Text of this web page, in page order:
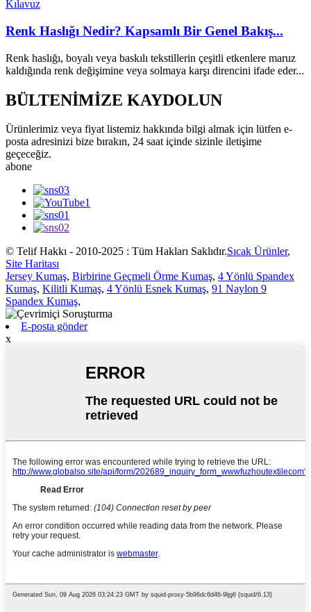
Renk Haslığı Nedir? Kapsamlı Bir Genel Bakış...
Renk haslığı, boyalı veya baskılı tekstillerin çeşitli etkenlere maruz
kaldığında renk değişimine veya solmaya karşı direncini ifade eder...
BÜLTENİMİZE KAYDOLUN
Ürünlerimiz veya fiyat listemiz hakkında bilgi almak için lütfen e-
posta adresinizi bize bırakın, 24 saat içinde sizinle iletişime
geçeceğiz.
abone
© Telif Hakkı - 2010-2025 : Tüm Hakları Saklıdır.Sıcak Ürünler,
Site Haritası
Jersey Kumaş, Birbirine Geçmeli Örme Kumaş, 4 Yönlü Spandex
Kumaş, Kilitli Kumaş, 4 Yönlü Esnek Kumaş, 91 Naylon 9
Spandex Kumaş,
E-posta gönder
x